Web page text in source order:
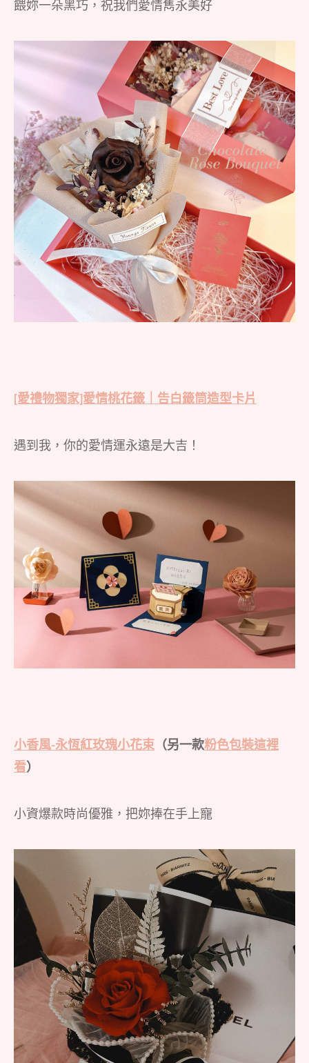
餵妳一朵黑巧，祝我們愛情雋永美好
[愛禮物獨家]愛情桃花籤｜告白籤筒造型卡片
遇到我，你的愛情運永遠是大吉！
小香風-永恆紅玫瑰小花束 （另一款粉色包裝這裡
看）
小資爆款時尚優雅，把妳捧在手上寵